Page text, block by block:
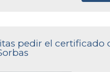
pedir el